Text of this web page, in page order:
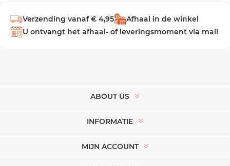
Verzending vanaf € 4,95
Afhaal in de winkel
U ontvangt het afhaal- of leveringsmoment via mail
ABOUT US
INFORMATIE
MIJN ACCOUNT